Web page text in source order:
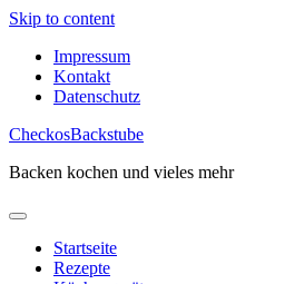
Skip to content
Impressum
Kontakt
Datenschutz
CheckosBackstube
Backen kochen und vieles mehr
Startseite
Rezepte